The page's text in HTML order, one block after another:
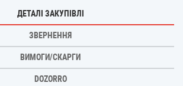
ДЕТАЛІ ЗАКУПІВЛІ
ЗВЕРНЕННЯ
ВИМОГИ/СКАРГИ
DOZORRO